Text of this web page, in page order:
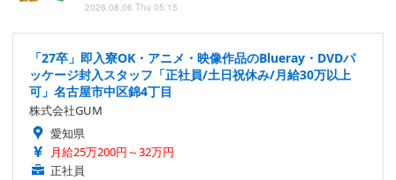
2026.08.06 Thu 05:15
「27卒」即入寮OK・アニメ・映像作品のBlueray・DVDパ
ッケージ封入スタッフ「正社員/土日祝休み/月給30万以上
可」名古屋市中区錦4丁目
株式会社GUM
愛知県
月給25万200円～32万円
正社員